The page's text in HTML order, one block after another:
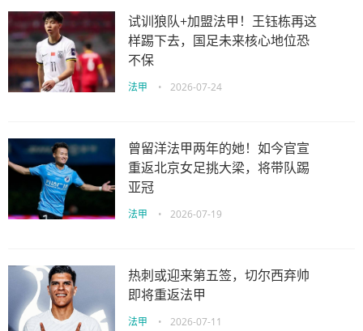
试训狼队+加盟法甲！王钰栋再这
样踢下去，国足未来核心地位恐
不保
法甲 • 2026-07-24
曾留洋法甲两年的她！如今官宣
重返北京女足挑大梁，将带队踢
亚冠
法甲 • 2026-07-19
热刺或迎来第五签，切尔西弃帅
即将重返法甲
法甲 • 2026-07-11